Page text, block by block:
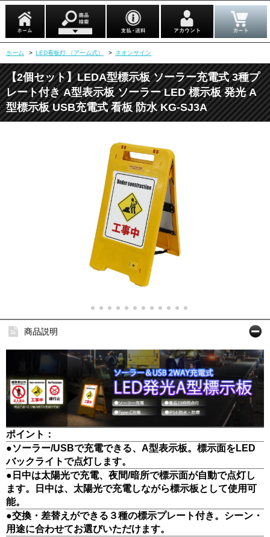
ホーム > LED看板灯 （アーム式） > ネオンサイン
【2個セット】LEDA型標示板 ソーラー充電式 3種プ
レート付き A型表示板 ソーラー LED 標示板 発光 A
型標示板 USB充電式 看板 防水 KG-SJ3A
商品説明
ポイント：
●ソーラー/USBで充電できる、A型表示板。標示面をLED
バックライトで点灯します。
●日中は太陽光で充電、夜間/暗所で標示面が自動で点灯し
ます。日中は、太陽光で充電しながら標示板として使用可
能。
●交換・差替えができる３種の標示プレート付き。シーン・
用途に合わせてお選びいただけます。